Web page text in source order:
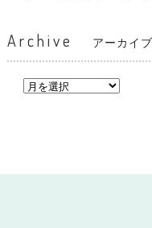
Archive アーカイブ